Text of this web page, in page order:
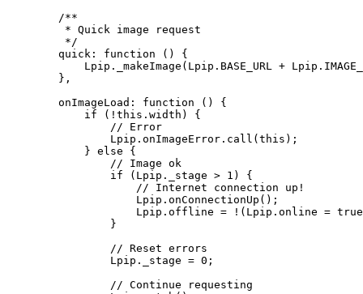
        /**
         * Quick image request
         */
        quick: function () {
Lpip._makeImage(Lpip.BASE_URL +
        },
        onImageLoad: function () {
            if (!this.width) {
                // Error
                Lpip.onImageError.call(this);
            } else {
                // Image ok
                if (Lpip._stage > 1) {
                    // Internet connection up!
                    Lpip.onConnectionUp();
Lpip.offline = !(Lpip.online =
                }
                // Reset errors
                Lpip._stage = 0;
                // Continue requesting